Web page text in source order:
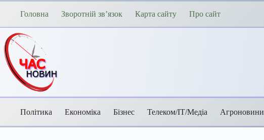
Перейти
Головна Зворотній зв’язок Карта сайту Про сайт
Політика Економіка Бізнес Телеком/ІТ/Медіа Агроновини